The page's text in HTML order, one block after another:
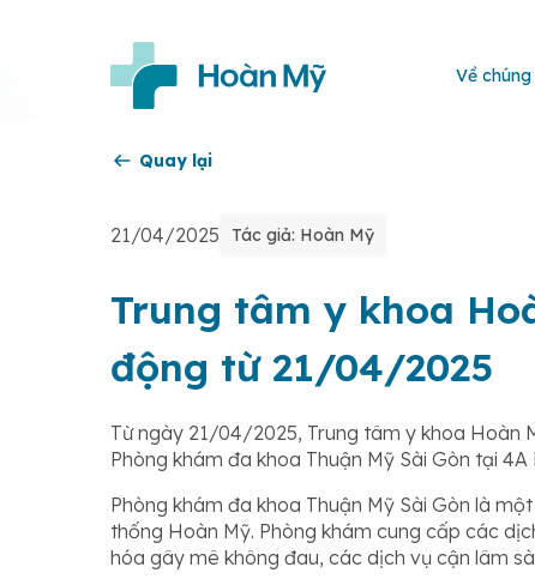
Về
Quay lại
21/04/2025 Tác giả: Hoàn Mỹ
Trung tâm y khoa
động từ 21/04/2025
Từ ngày 21/04/2025, Trung tâm y khoa Hoàn
Phòng khám đa khoa Thuận Mỹ Sài Gòn tại 4A
Phòng khám đa khoa Thuận Mỹ Sài Gòn là
thống Hoàn Mỹ. Phòng khám cung cấp các
hóa gây mê không đau, các dịch vụ cận lâm